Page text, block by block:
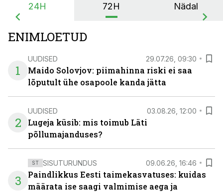
24H 72H Nädal
ENIMLOETUD
1
UUDISED 29.07.26, 09:30
Maido Solovjov: piimahinna riski ei saa
lõputult ühe osapoole kanda jätta
2
UUDISED 03.08.26, 12:00
Lugeja küsib: mis toimub Läti
põllumajanduses?
3
ST SISUTURUNDUS 09.06.26, 16:46
Paindlikkus Eesti taimekasvatuses: kuidas
määrata ise saagi valmimise aega ja